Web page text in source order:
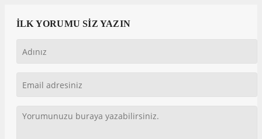
İLK YORUMU SİZ YAZIN